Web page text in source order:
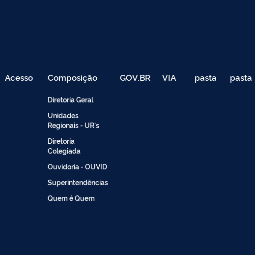
Acesso Composição
Diretoria Geral
Unidades
Regionais - UR's
Diretoria
Colegiada
Ouvidoria - OUVID
Superintendências
Quem é Quem
GOV.BR VIA pasta
de
pasta
de